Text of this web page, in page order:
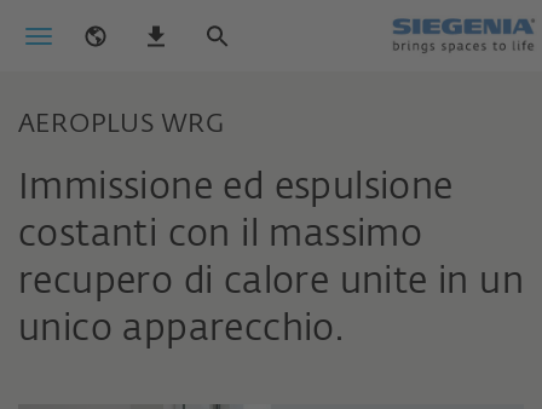
AEROPLUS WRG
Immissione ed espulsione
costanti con il massimo
recupero di calore unite in un
unico apparecchio.